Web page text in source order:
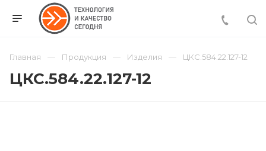
Главная Продукция Изделия ЦКС.584.22.127-12
ЦКС.584.22.127-12